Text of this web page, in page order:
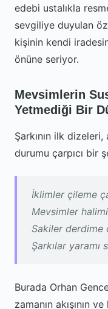
edebi ustalıkla
sevgiliye duyulan
kişinin kendi
önüne seriyor.
Mevsimlerin
Yetmediği Bir
Şarkının ilk dizeleri,
durumu çarpıcı bir
İklimler çileme
Mevsimler
Sakiler derdime
Şarkılar yaramı
Burada Orhan
zamanın akışının